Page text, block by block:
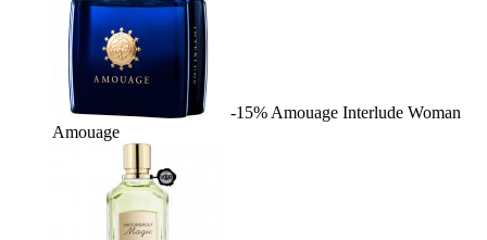
-15% Amouage Interlude Woman
Amouage